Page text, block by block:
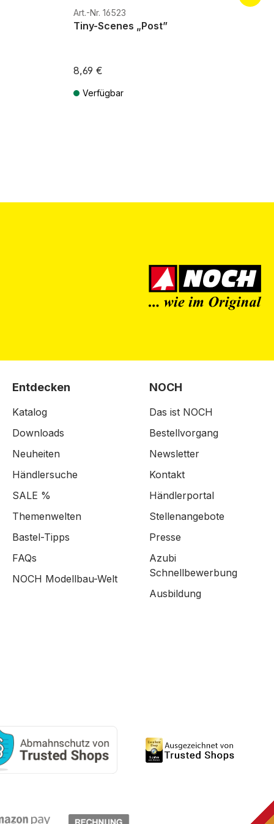
Art.-Nr. 16523
Tiny-Scenes „Post”
8,69 €
Verfügbar
Entdecken
Katalog
Downloads
Neuheiten
Händlersuche
SALE %
Themenwelten
Bastel-Tipps
FAQs
NOCH Modellbau-Welt
NOCH
Das ist NOCH
Bestellvorgang
Newsletter
Kontakt
Händlerportal
Stellenangebote
Presse
Azubi
Schnellbewerbung
Ausbildung